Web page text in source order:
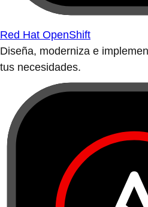
Red Hat OpenShift
Diseña, moderniza e
tus necesidades.